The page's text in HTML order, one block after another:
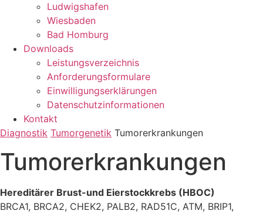
Ludwigshafen
Wiesbaden
Bad Homburg
Downloads
Leistungsverzeichnis
Anforderungsformulare
Einwilligungserklärungen
Datenschutzinformationen
Kontakt
Diagnostik Tumorgenetik Tumorerkrankungen
Tumorerkrankungen
Hereditärer Brust-und Eierstockkrebs (HBOC)
BRCA1, BRCA2, CHEK2, PALB2, RAD51C, ATM, BRIP1,